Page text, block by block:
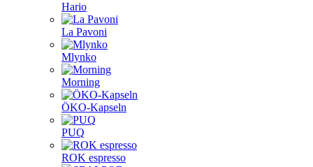
Hario
La Pavoni
Mlynko
Morning
ÖKO-Kapseln
PUQ
ROK espresso